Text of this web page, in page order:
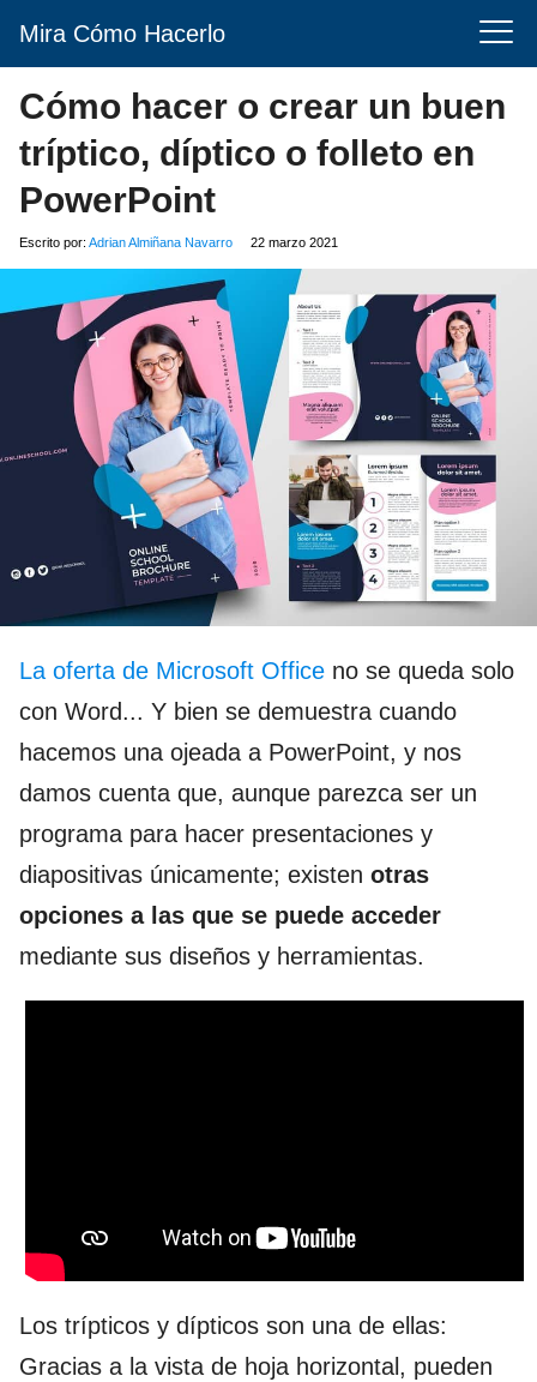
Mira Cómo Hacerlo
Cómo hacer o crear un buen
tríptico, díptico o folleto en
PowerPoint
Escrito por: Adrian Almiñana Navarro 22 marzo 2021
La oferta de Microsoft Office no se queda solo
con Word... Y bien se demuestra cuando
hacemos una ojeada a PowerPoint, y nos
damos cuenta que, aunque parezca ser un
programa para hacer presentaciones y
diapositivas únicamente; existen otras
opciones a las que se puede acceder
mediante sus diseños y herramientas.
Los trípticos y dípticos son una de ellas:
Gracias a la vista de hoja horizontal, pueden